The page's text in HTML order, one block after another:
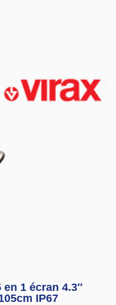
1 écran 4.3″
IP67